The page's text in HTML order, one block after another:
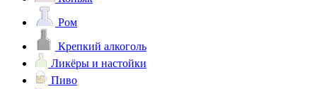
Ром
Крепкий алкоголь
Ликёры и настойки
Пиво